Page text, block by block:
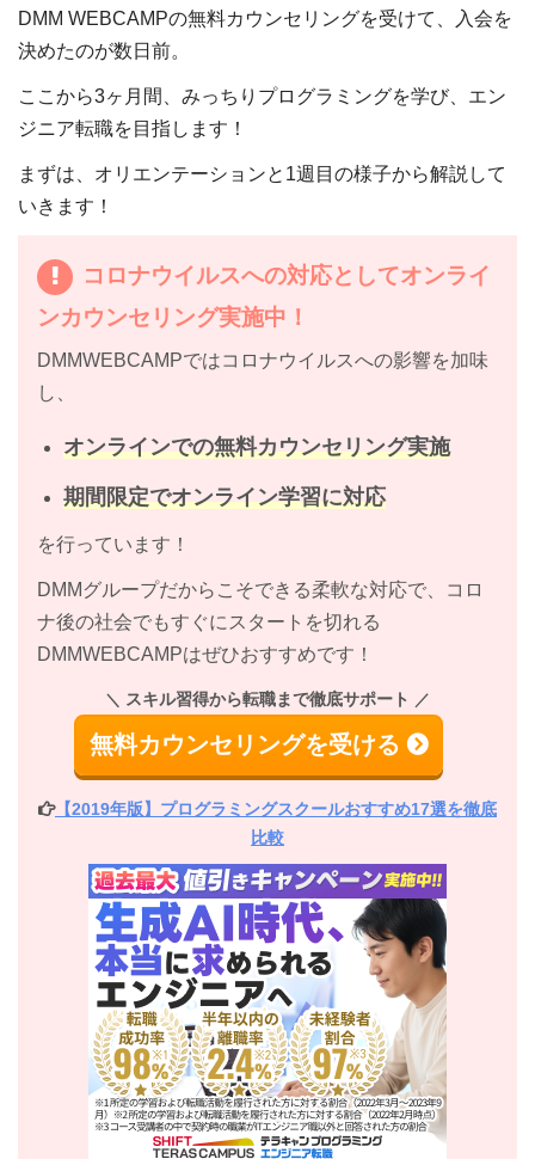
DMM WEBCAMPの無料カウンセリングを受けて、入会を
決めたのが数日前。
ここから3ヶ月間、みっちりプログラミングを学び、エン
ジニア転職を目指します！
まずは、オリエンテーションと1週目の様子から解説して
いきます！
コロナウイルスへの対応としてオンライ
ンカウンセリング実施中！
DMMWEBCAMPではコロナウイルスへの影響を加味
し、
オンラインでの無料カウンセリング実施
期間限定でオンライン学習に対応
を行っています！
DMMグループだからこそできる柔軟な対応で、コロ
ナ後の社会でもすぐにスタートを切れる
DMMWEBCAMPはぜひおすすめです！
スキル習得から転職まで徹底サポート
無料カウンセリングを受ける
【2019年版】プログラミングスクールおすすめ17選を徹底
比較